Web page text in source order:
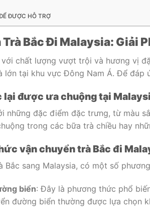
ĐƯỢC HỖ TRỢ
Bắc Đi Malaysia: Giải
với chất lượng vượt trội và hương vị
tại khu vực Đông Nam Á. Để đáp
lại được ưa chuộng tại
những đặc điểm đặc trưng, từ màu
trong các bữa trà chiều hay
vận chuyển trà Bắc đi
Bắc sang Malaysia, có một số
biển: Đây là phương thức phổ
đường biển thường được lựa chọn